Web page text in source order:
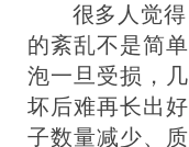
很多人觉
的紊乱不是简
泡一旦受损，
坏后难再长出
子数量减少、